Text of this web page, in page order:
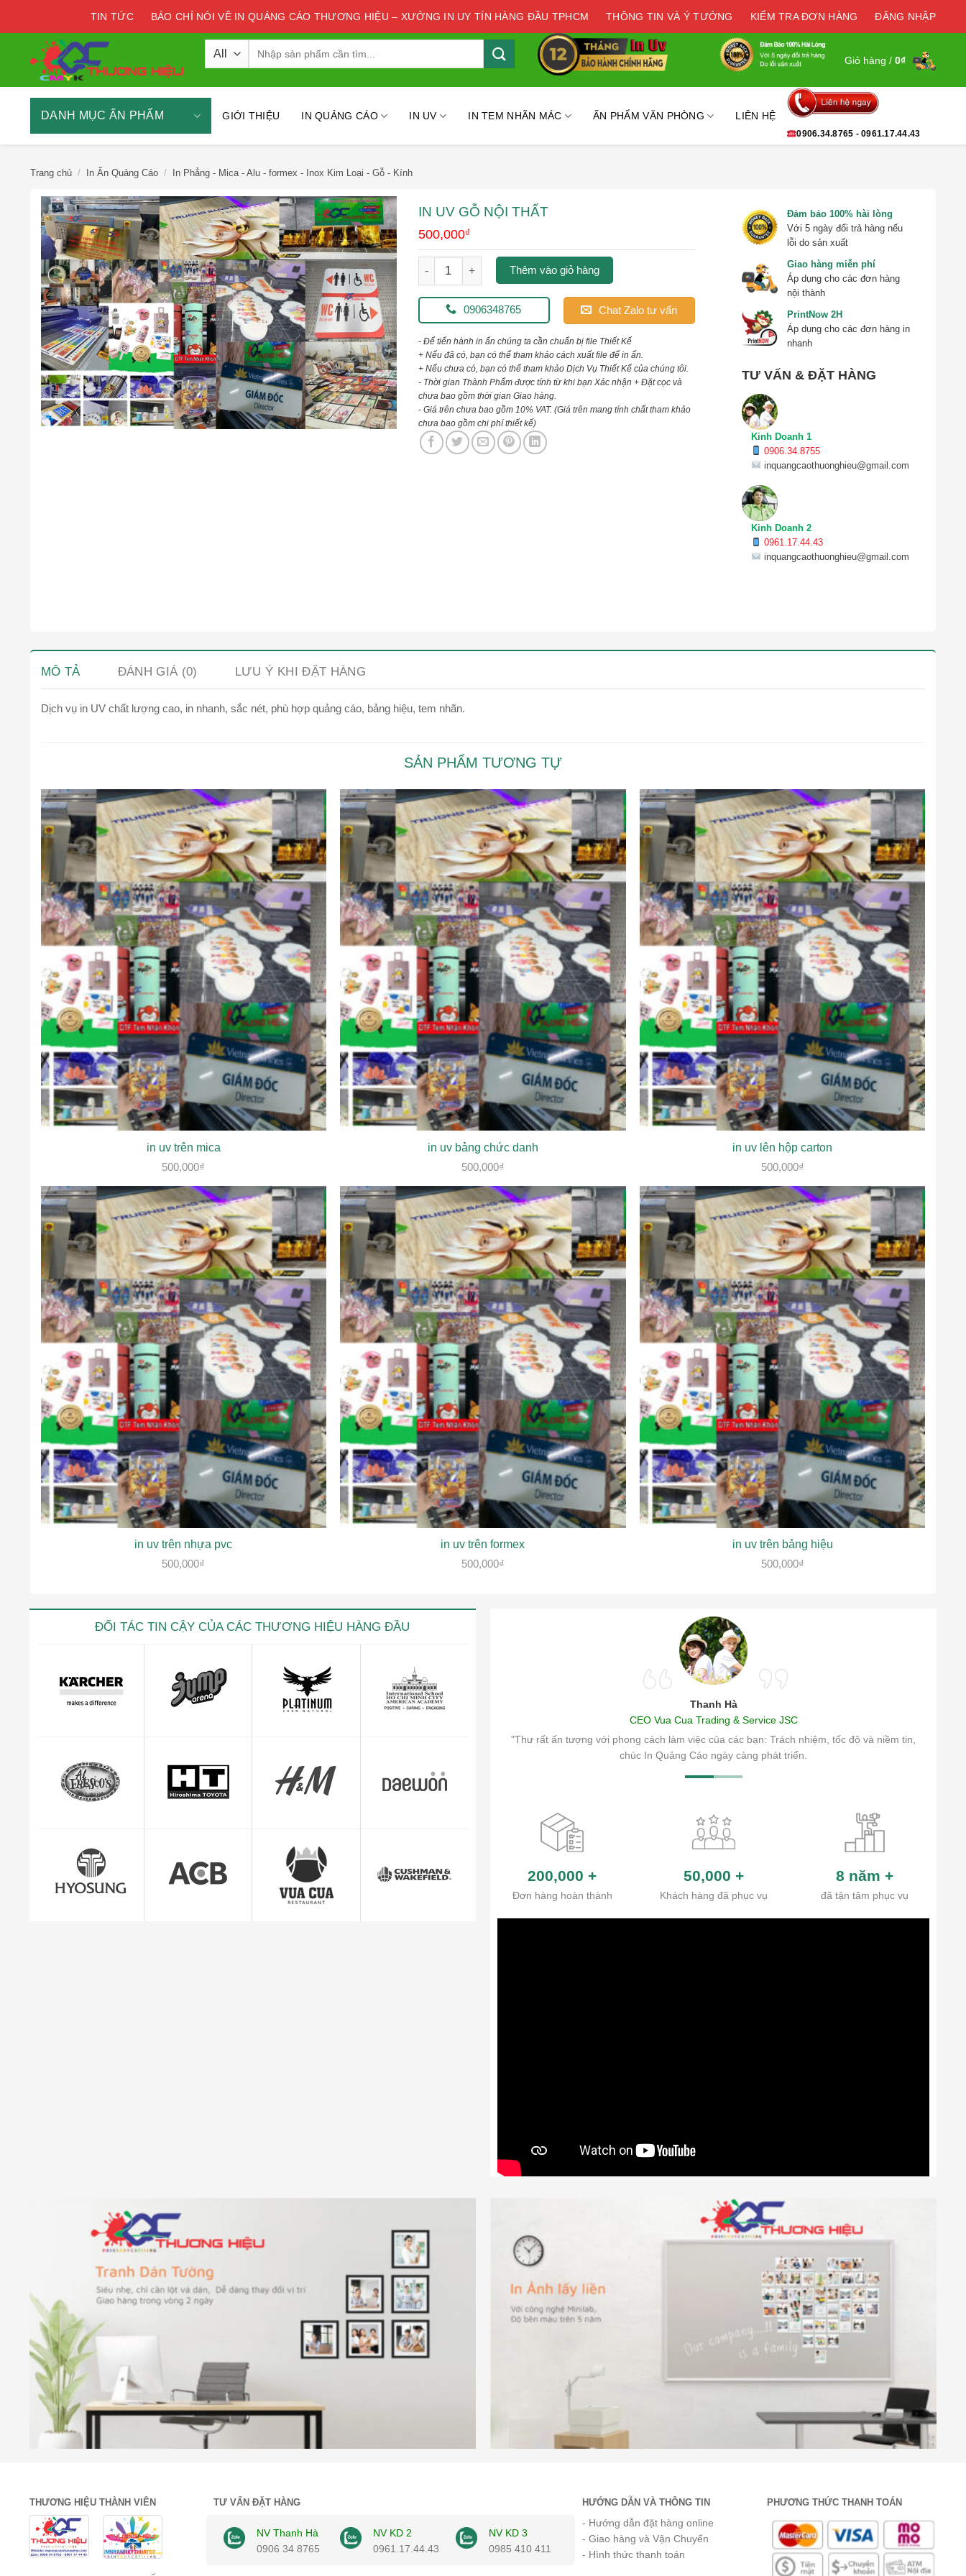
TIN TỨC BÁO CHÍ NÓI VỀ IN QUẢNG CÁO THƯƠNG HIỆU – XƯỞNG IN UY TÍN HÀNG ĐẦU TPHCM THÔNG TIN VÀ Ý TƯỞNG KIỂM TRA ĐƠN HÀNG ĐĂNG NHẬP
Giỏ hàng / 0₫
DANH MỤC ẤN PHẨM GIỚI THIỆU IN QUẢNG CÁO IN UV IN TEM NHÃN MÁC ẤN PHẨM VĂN PHÒNG LIÊN HỆ
0906.34.8765 - 0961.17.44.43
Trang chủ / In Ấn Quảng Cáo / In Phẳng - Mica - Alu - formex - Inox Kim Loại - Gỗ - Kính
IN UV GỖ NỘI THẤT
500,000₫
in uv gỗ nội thất số lượngThêm vào giỏ hàng
0906348765 Chat Zalo tư vấn
- Để tiến hành in ấn chúng ta cần chuẩn bị file Thiết Kế
+ Nếu đã có, bạn có thể tham khảo cách xuất file để in ấn.
+ Nếu chưa có, bạn có thể tham khảo Dịch Vụ Thiết Kế của chúng tôi.
- Thời gian Thành Phẩm được tính từ khi bạn Xác nhận + Đặt cọc và
chưa bao gồm thời gian Giao hàng.
- Giá trên chưa bao gồm 10% VAT. (Giá trên mang tính chất tham khảo
chưa bao gồm chi phí thiết kế)
Đảm bảo 100% hài lòng
Với 5 ngày đổi trả hàng nếu
lỗi do sản xuất
Giao hàng miễn phí
Áp dụng cho các đơn hàng
nội thành
PrintNow 2H
Áp dụng cho các đơn hàng in
nhanh
TƯ VẤN & ĐẶT HÀNG
Kinh Doanh 1
0906.34.8755
inquangcaothuonghieu@gmail.com
Kinh Doanh 2
0961.17.44.43
inquangcaothuonghieu@gmail.com
MÔ TẢ ĐÁNH GIÁ (0) LƯU Ý KHI ĐẶT HÀNG
Dịch vụ in UV chất lượng cao, in nhanh, sắc nét, phù hợp quảng cáo, bảng hiệu, tem nhãn.
SẢN PHẨM TƯƠNG TỰ
in uv trên mica
500,000₫
in uv bảng chức danh
500,000₫
in uv lên hộp carton
500,000₫
in uv trên nhựa pvc
500,000₫
in uv trên formex
500,000₫
in uv trên bảng hiệu
500,000₫
ĐỐI TÁC TIN CẬY CỦA CÁC THƯƠNG HIỆU HÀNG ĐẦU
Thanh Hà
CEO Vua Cua Trading & Service JSC
"Thư rất ấn tượng với phong cách làm việc của các bạn: Trách nhiệm, tốc độ và niềm tin,
chúc In Quảng Cáo ngày càng phát triển.
Kevin trọng
200,000 +
Đơn hàng hoàn thành
50,000 +
Khách hàng đã phục vụ
8 năm +
đã tận tâm phục vụ
THƯƠNG HIỆU THÀNH VIÊN TƯ VẤN ĐẶT HÀNG
NV Thanh Hà
0906 34 8765
NV KD 2
0961.17.44.43
NV KD 3
0985 410 411
HƯỚNG DẪN VÀ THÔNG TIN
- Hướng dẫn đặt hàng online
- Giao hàng và Vận Chuyển
- Hình thức thanh toán
PHƯƠNG THỨC THANH TOÁN